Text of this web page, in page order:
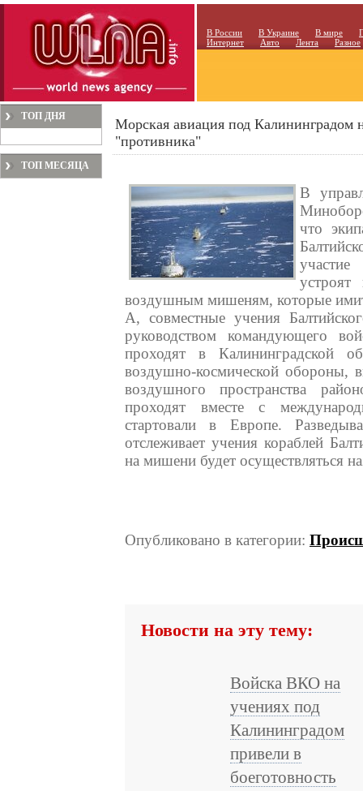
В России В Украине В мире
Интернет
Авто Лента Разное
ТОП ДНЯ
ТОП МЕСЯЦА
Морская авиация под Калининградом
"противника"
В
что
воздушным мишеням, которые
А, совместные учения
руководством командующего
проходят в Калининградской
воздушно-космической обороны,
воздушного пространства
проходят вместе с
стартовали в Европе.
отслеживает учения кораблей
на мишени будет осуществляться
Опубликовано в категории:
Новости на эту тему:
Войска ВКО на
учениях под
Калининградом
привели в
боеготовность